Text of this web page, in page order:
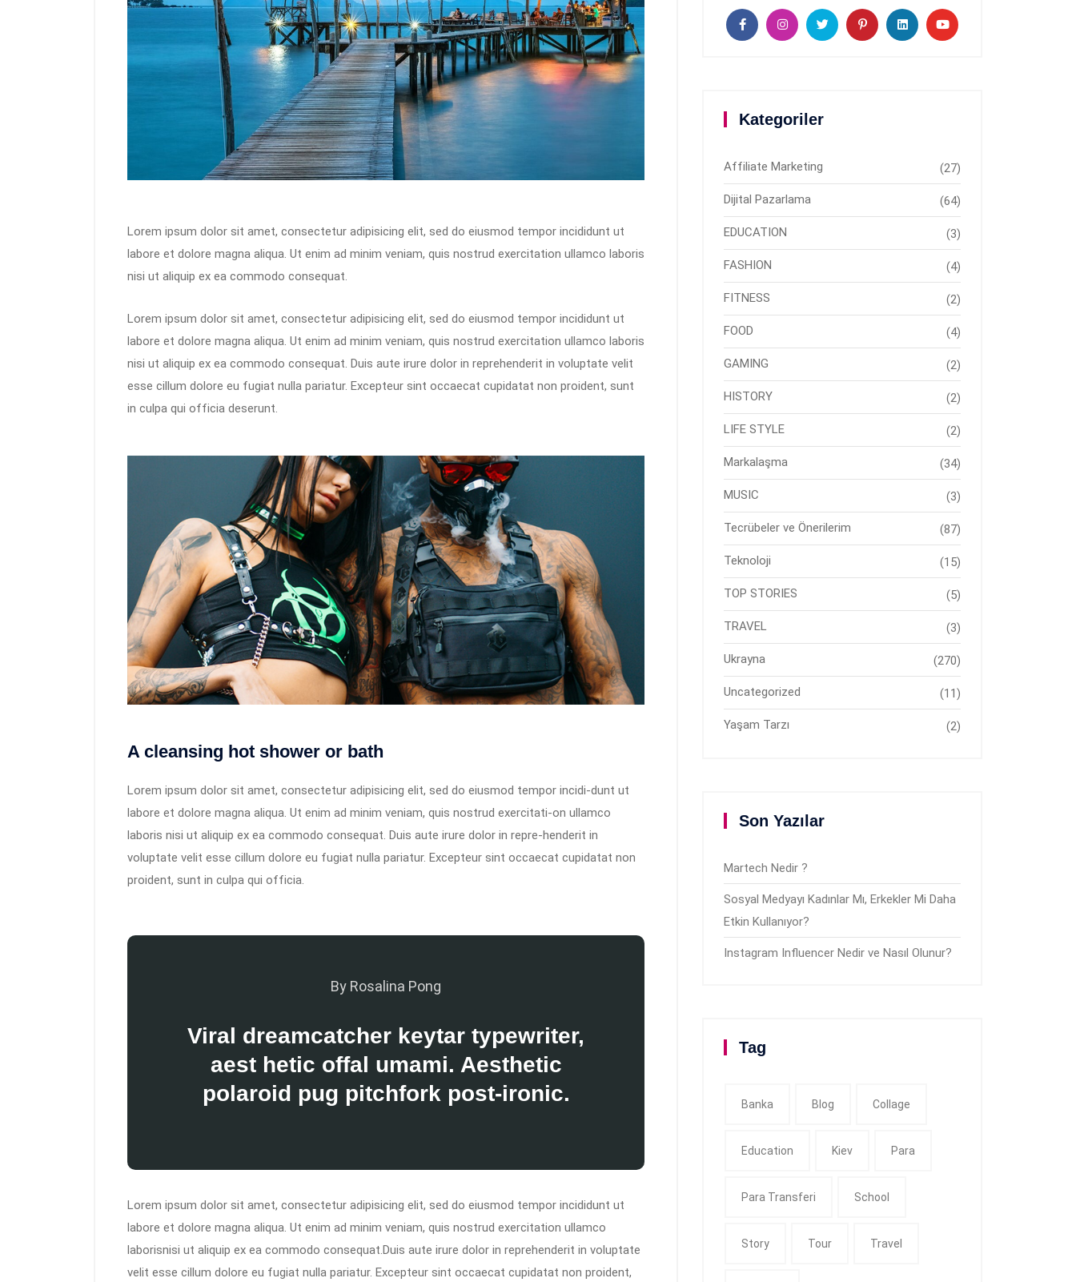
Lorem ipsum dolor sit amet, consectetur adipisicing elit, sed do eiusmod tempor incididunt ut
labore et dolore magna aliqua. Ut enim ad minim veniam, quis nostrud exercitation ullamco laboris
nisi ut aliquip ex ea commodo consequat.
Lorem ipsum dolor sit amet, consectetur adipisicing elit, sed do eiusmod tempor incididunt ut
labore et dolore magna aliqua. Ut enim ad minim veniam, quis nostrud exercitation ullamco laboris
nisi ut aliquip ex ea commodo consequat. Duis aute irure dolor in reprehenderit in voluptate velit
esse cillum dolore eu fugiat nulla pariatur. Excepteur sint occaecat cupidatat non proident, sunt
in culpa qui officia deserunt.
A cleansing hot shower or bath
Lorem ipsum dolor sit amet, consectetur adipisicing elit, sed do eiusmod tempor incidi-dunt ut
labore et dolore magna aliqua. Ut enim ad minim veniam, quis nostrud exercitati-on ullamco
laboris nisi ut aliquip ex ea commodo consequat. Duis aute irure dolor in repre-henderit in
voluptate velit esse cillum dolore eu fugiat nulla pariatur. Excepteur sint occaecat cupidatat non
proident, sunt in culpa qui officia.
By Rosalina Pong
Viral dreamcatcher keytar typewriter,
aest hetic offal umami. Aesthetic
polaroid pug pitchfork post-ironic.
Lorem ipsum dolor sit amet, consectetur adipisicing elit, sed do eiusmod tempor incididunt ut
labore et dolore magna aliqua. Ut enim ad minim veniam, quis nostrud exercitation ullamco
laborisnisi ut aliquip ex ea commodo consequat.Duis aute irure dolor in reprehenderit in voluptate
velit esse cillum dolore eu fugiat nulla pariatur. Excepteur sint occaecat cupidatat non proident,
Kategoriler
Affiliate Marketing (27)
Dijital Pazarlama (64)
EDUCATION (3)
FASHION (4)
FITNESS (2)
FOOD (4)
GAMING (2)
HISTORY (2)
LIFE STYLE (2)
Markalaşma (34)
MUSIC (3)
Tecrübeler ve Önerilerim (87)
Teknoloji (15)
TOP STORIES (5)
TRAVEL (3)
Ukrayna (270)
Uncategorized (11)
Yaşam Tarzı (2)
Son Yazılar
Martech Nedir ?
Sosyal Medyayı Kadınlar Mı, Erkekler Mi Daha
Etkin Kullanıyor?
Instagram Influencer Nedir ve Nasıl Olunur?
Tag
Banka Blog Collage
Education Kiev Para
Para Transferi School
Story Tour Travel